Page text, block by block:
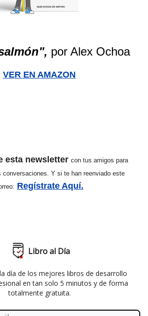
por Alex Ochoa
VER EN AMAZON
esta newsletter con tus amigos para
conversaciones. Y si te han reenviado este
Regístrate Aquí.
Libro al Día
día de los mejores libros de desarrollo
en tan solo 5 minutos y de forma
totalmente gratuita.